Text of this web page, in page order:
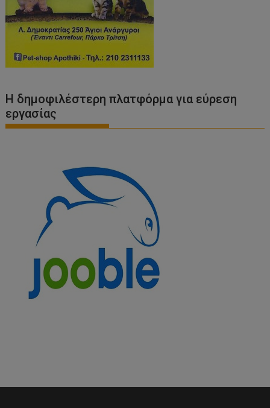
Η δημοφιλέστερη πλατφόρμα για εύρεση
εργασίας